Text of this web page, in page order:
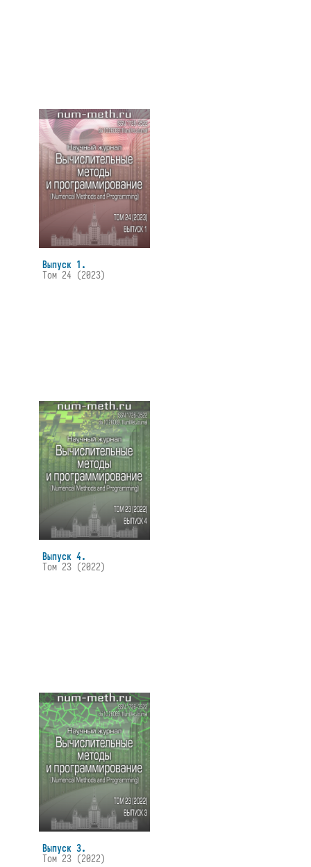
Выпуск 1.
Том 24 (2023)
Выпуск 4.
Том 23 (2022)
Выпуск 3.
Том 23 (2022)